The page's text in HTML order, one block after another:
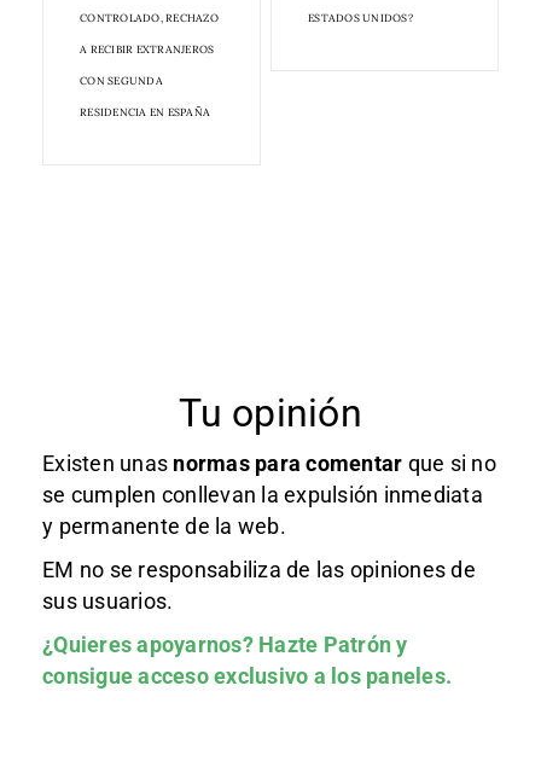
CONTROLADO, RECHAZO
A RECIBIR EXTRANJEROS
CON SEGUNDA
RESIDENCIA EN ESPAÑA
ESTADOS UNIDOS?
Tu opinión
Existen unas normas para comentar que si no
se cumplen conllevan la expulsión inmediata
y permanente de la web.
EM no se responsabiliza de las opiniones de
sus usuarios.
¿Quieres apoyarnos? Hazte Patróny
consigue acceso exclusivo a los paneles.